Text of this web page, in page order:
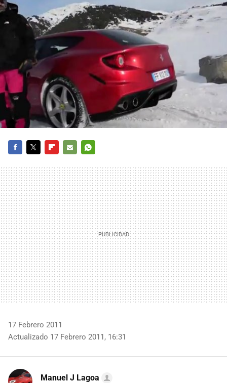
MAIL
17 Febrero 2011
Actualizado 17 Febrero 2011, 16:31
Manuel J Lagoa